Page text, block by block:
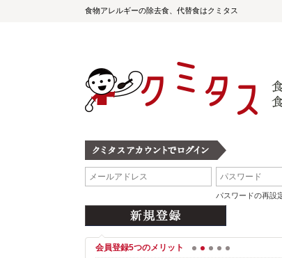
食物アレルギーの除去食、代替食はクミタス
パスワードの再設
会員登録5つのメリット 1 2 3 4